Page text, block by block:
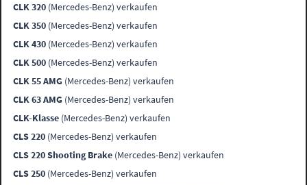
CLK 320 (Mercedes-Benz) verkaufen
CLK 350 (Mercedes-Benz) verkaufen
CLK 430 (Mercedes-Benz) verkaufen
CLK 500 (Mercedes-Benz) verkaufen
CLK 55 AMG (Mercedes-Benz) verkaufen
CLK 63 AMG (Mercedes-Benz) verkaufen
CLK-Klasse (Mercedes-Benz) verkaufen
CLS 220 (Mercedes-Benz) verkaufen
CLS 220 Shooting Brake (Mercedes-Benz) verkaufen
CLS 250 (Mercedes-Benz) verkaufen